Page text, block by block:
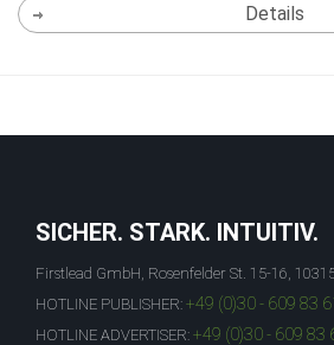
Details
SICHER. STARK. INTUITIV.
Firstlead GmbH, Rosenfelder St. 15-16,
HOTLINE PUBLISHER: +49 (0)30 - 609 83
HOTLINE ADVERTISER: +49 (0)30 - 609 83